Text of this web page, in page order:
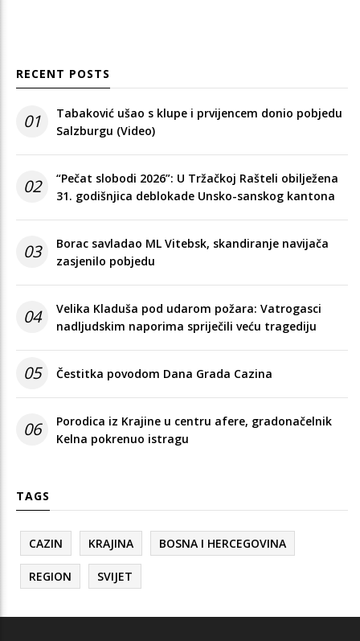
RECENT POSTS
01
Tabaković ušao s klupe i prvijencem donio pobjedu
Salzburgu (Video)
02
“Pečat slobodi 2026”: U Tržačkoj Rašteli obilježena
31. godišnjica deblokade Unsko-sanskog kantona
03
Borac savladao ML Vitebsk, skandiranje navijača
zasjenilo pobjedu
04
Velika Kladuša pod udarom požara: Vatrogasci
nadljudskim naporima spriječili veću tragediju
05 Čestitka povodom Dana Grada Cazina
06
Porodica iz Krajine u centru afere, gradonačelnik
Kelna pokrenuo istragu
TAGS
CAZIN KRAJINA BOSNA I HERCEGOVINA
REGION SVIJET